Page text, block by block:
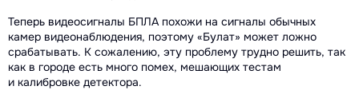
Теперь видеосигналы БПЛА похожи на сигналы обычных
камер видеонаблюдения, поэтому «Булат» может ложно
срабатывать. К сожалению, эту проблему трудно решить, так
как в городе есть много помех, мешающих тестам
и калибровке детектора.